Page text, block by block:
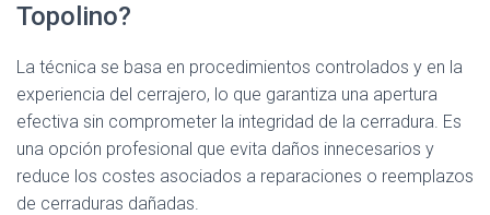
Topolino?
La técnica se basa en procedimientos controlados y en la
experiencia del cerrajero, lo que garantiza una apertura
efectiva sin comprometer la integridad de la cerradura. Es
una opción profesional que evita daños innecesarios y
reduce los costes asociados a reparaciones o reemplazos
de cerraduras dañadas.